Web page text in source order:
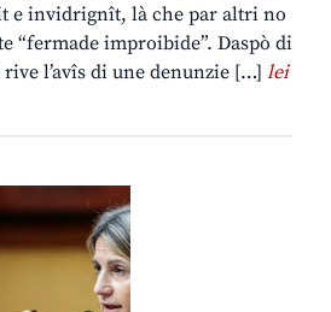
e invidrignît, là che par altri no
“fermade improibide”. Daspò di
l’avîs di une denunzie […] lei